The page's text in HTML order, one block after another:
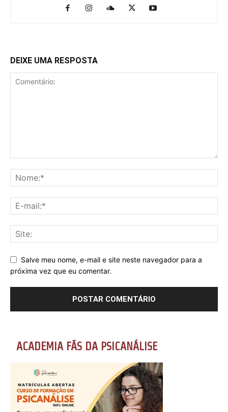
DEIXE UMA RESPOSTA
Salve meu nome, e-mail e site neste navegador para a
próxima vez que eu comentar.
ACADEMIA FÃS DA PSICANÁLISE